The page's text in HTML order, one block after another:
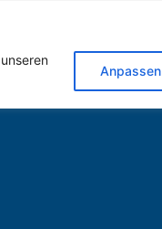
Anpassen